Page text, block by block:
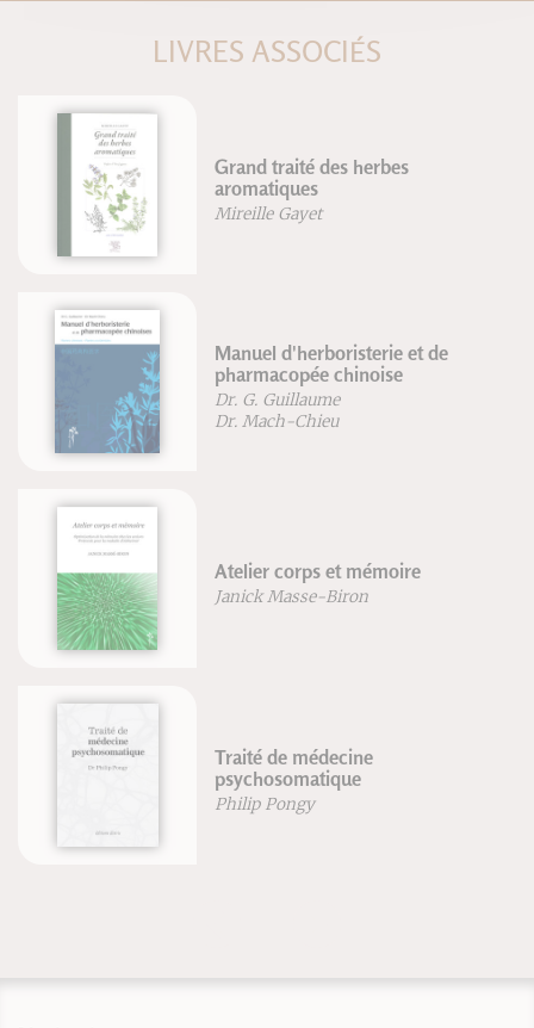
LIVRES ASSOCIÉS
Grand traité des herbes
aromatiques
Mireille Gayet
Manuel d'herboristerie et de
pharmacopée chinoise
Dr. G. Guillaume
Dr. Mach-Chieu
Atelier corps et mémoire
Janick Masse-Biron
Traité de médecine
psychosomatique
Philip Pongy